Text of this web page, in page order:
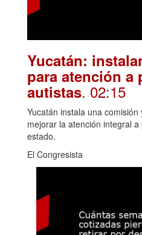
Yucatán:
para atención a
autistas. 02:15
Yucatán instala una
mejorar la atención integral
estado.
El Congresista